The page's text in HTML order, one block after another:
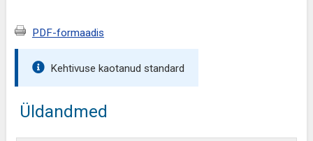
PDF-formaadis
Kehtivuse kaotanud standard
Üldandmed